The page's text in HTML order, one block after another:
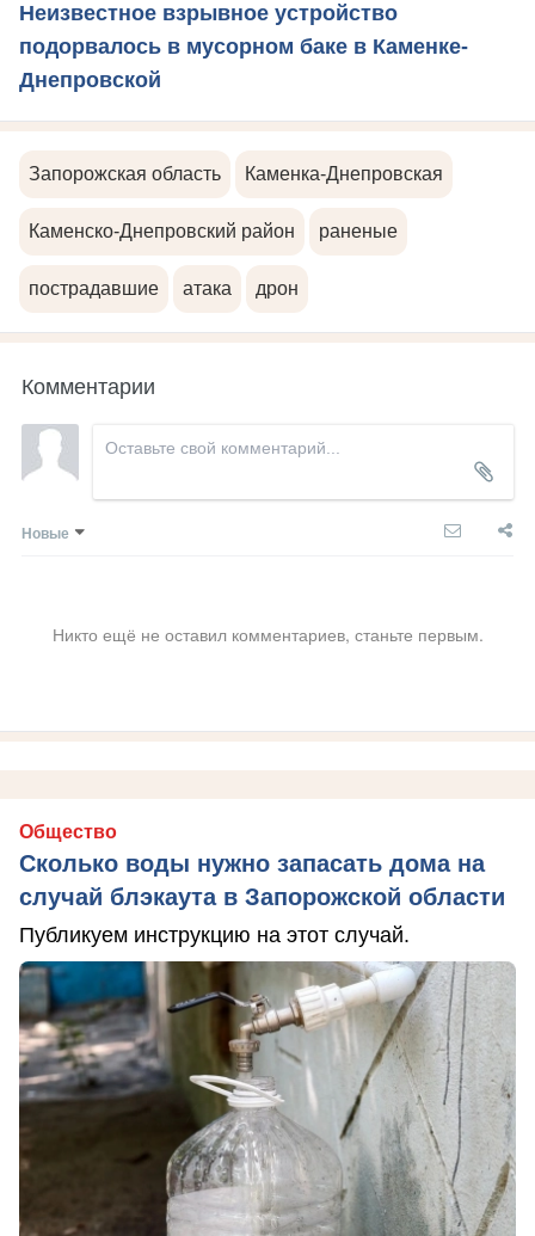
Неизвестное взрывное устройство
подорвалось в мусорном баке в Каменке-
Днепровской
Запорожская область Каменка-Днепровская
Каменско-Днепровский район раненые
пострадавшие атака дрон
Комментарии
Новые
Никто ещё не оставил комментариев, станьте первым.
Общество
Сколько воды нужно запасать дома на
случай блэкаута в Запорожской области
Публикуем инструкцию на этот случай.